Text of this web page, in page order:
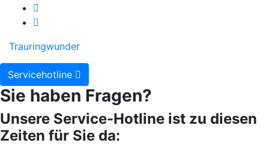
Trauringwunder
Servicehotline
Sie haben Fragen?
Unsere Service-Hotline ist zu diesen
Zeiten für Sie da: